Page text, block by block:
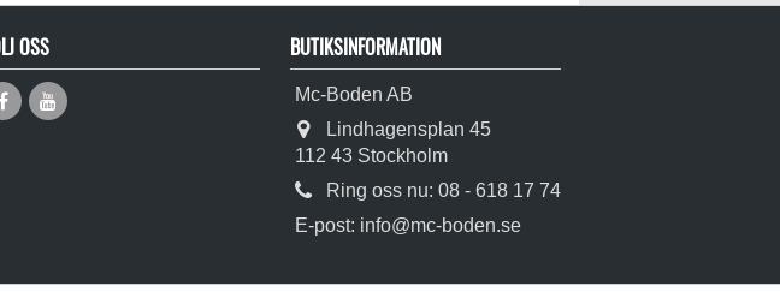
OSS BUTIKSINFORMATION
Mc-Boden AB
Lindhagensplan 45
112 43 Stockholm
Ring oss nu: 08 - 618 17 74
E-post: info@mc-boden.se